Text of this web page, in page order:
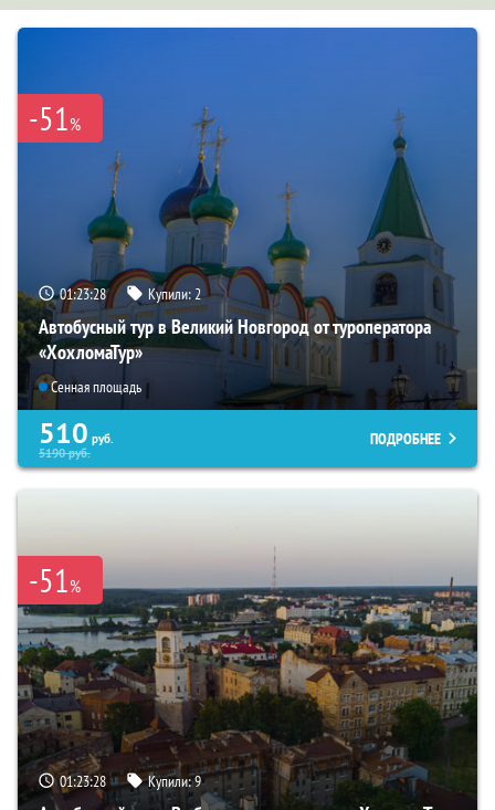
-51%
01:23:27 Купили:2
Автобусный тур в Великий Новгород от туроператора
«ХохломаТур»
Сенная площадь
510 руб.
5190руб.
ПОДРОБНЕЕ
-51%
01:23:27 Купили:9